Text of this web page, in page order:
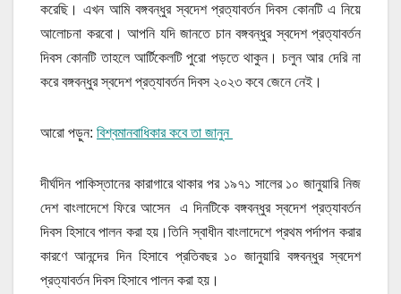
করেছি। এখন আমি বঙ্গবন্ধুর স্বদেশ প্রত্যাবর্তন দিবস কোনটি এ নিয়ে
আলোচনা করবো। আপনি যদি জানতে চান বঙ্গবন্ধুর স্বদেশ প্রত্যাবর্তন
দিবস কোনটি তাহলে আর্টিকেলটি পুরো পড়তে থাকুন। চলুন আর দেরি না
করে বঙ্গবন্ধুর স্বদেশ প্রত্যাবর্তন দিবস ২০২৩ কবে জেনে নেই।
আরো পড়ুন: বিশ্বমানবাধিকার কবে তা জানুন
দীর্ঘদিন পাকিস্তানের কারাগারে থাকার পর ১৯৭১ সালের ১০ জানুয়ারি নিজ
দেশ বাংলাদেশে ফিরে আসেন এ দিনটিকে বঙ্গবন্ধুর স্বদেশ প্রত্যাবর্তন
দিবস হিসাবে পালন করা হয়।তিনি স্বাধীন বাংলাদেশে প্রথম পর্দাপন করার
কারণে আনন্দের দিন হিসাবে প্রতিবছর ১০ জানুয়ারি বঙ্গবন্ধুর স্বদেশ
প্রত্যাবর্তন দিবস হিসাবে পালন করা হয়।